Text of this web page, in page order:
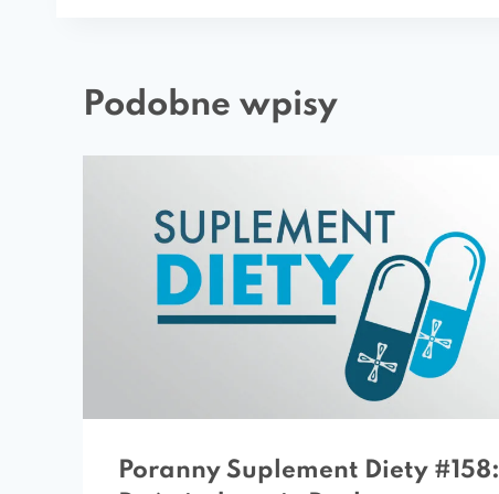
Podobne wpisy
Poranny Suplement Diety #158: